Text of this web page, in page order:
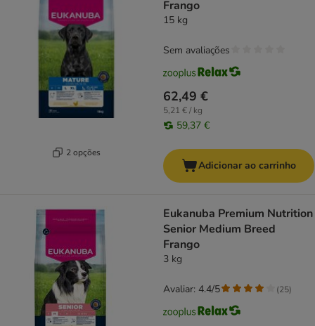
2 opções
Frango
15 kg
62,49 €
5,21 € / kg
59,37 €
Sem avaliações
Adicionar ao carrinho
Eukanuba Premium Nutrition
Senior Medium Breed
Frango
3 kg
Avaliar: 4.4/5 (25)